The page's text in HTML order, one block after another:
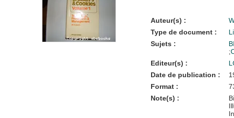
Auteur(s) :
Type de document :
Sujets :
;
Editeur(s) :
Date de publication :
Format :
Note(s) :